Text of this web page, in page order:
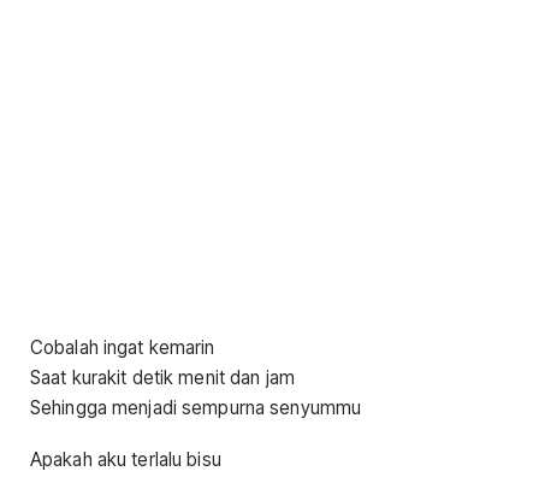
Cobalah ingat kemarin
Saat kurakit detik menit dan jam
Sehingga menjadi sempurna senyummu
Apakah aku terlalu bisu